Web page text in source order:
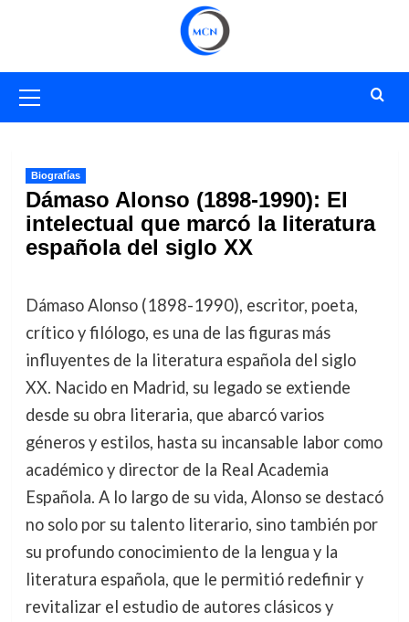
primario
Biografías
Dámaso Alonso (1898-1990): El
intelectual que marcó la literatura
española del siglo XX
Dámaso Alonso (1898-1990), escritor, poeta,
crítico y filólogo, es una de las figuras más
influyentes de la literatura española del siglo
XX. Nacido en Madrid, su legado se extiende
desde su obra literaria, que abarcó varios
géneros y estilos, hasta su incansable labor como
académico y director de la Real Academia
Española. A lo largo de su vida, Alonso se destacó
no solo por su talento literario, sino también por
su profundo conocimiento de la lengua y la
literatura española, que le permitió redefinir y
revitalizar el estudio de autores clásicos y